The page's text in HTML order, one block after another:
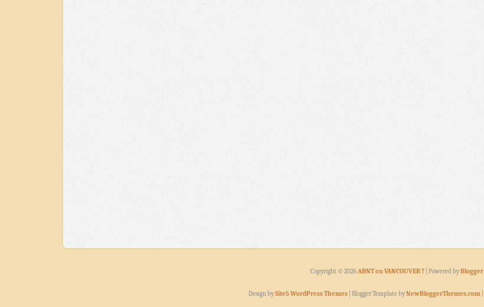
Copyright © 2026ABNT ou VANCOUVER ? | Powered byBlogger
Design bySite5 WordPress Themes | Blogger Template byNewBloggerThemes.com